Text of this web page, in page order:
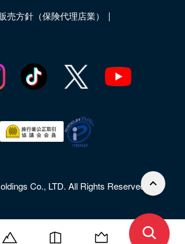
売方針（保険代理店業）
Co., LTD. All Rights Reserved.